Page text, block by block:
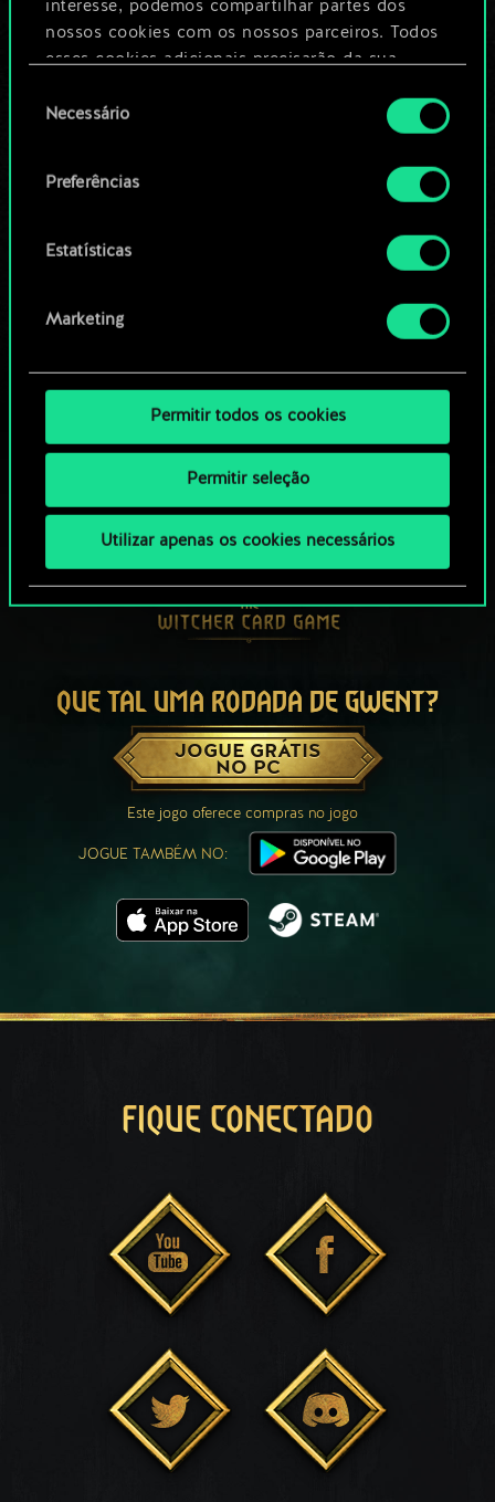
interesse, podemos compartilhar partes dos
nossos cookies com os nossos parceiros. Todos
esses cookies adicionais precisarão da sua
Você encontrará todos os detalhes sobre o uso
de cookies e poderá ajustar as suas preferências
no menu "Configurações" abaixo.
deNecessário
Preferências
Estatísticas
Marketing
Permitir todos os cookies
Permitir seleção
Utilizar apenas os cookies necessários
um guia
QUE TAL UMA RODADA DE GWENT?
JOGUE GRÁTIS
NO PC
Este jogo oferece compras no jogo
JOGUE TAMBÉM NO:
FIQUE CONECTADO